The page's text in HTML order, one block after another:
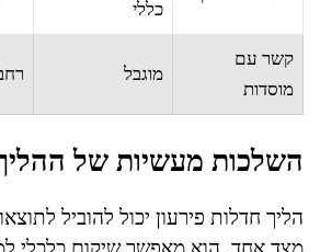
כללי
קשר עם
מוסדות
מוגבל
השלכות מעשיות של
הליך חדלות פירעון יכול להוביל